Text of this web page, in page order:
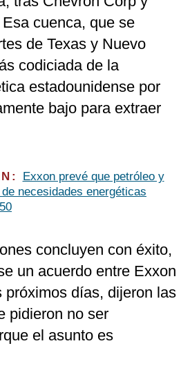
cuenca, que se
de Texas y Nuevo
codiciada de la
estadounidense por
bajo para extraer
Exxon prevé que petróleo y
necesidades energéticas
concluyen con éxito,
un acuerdo entre Exxon
próximos días, dijeron las
pidieron no ser
el asunto es